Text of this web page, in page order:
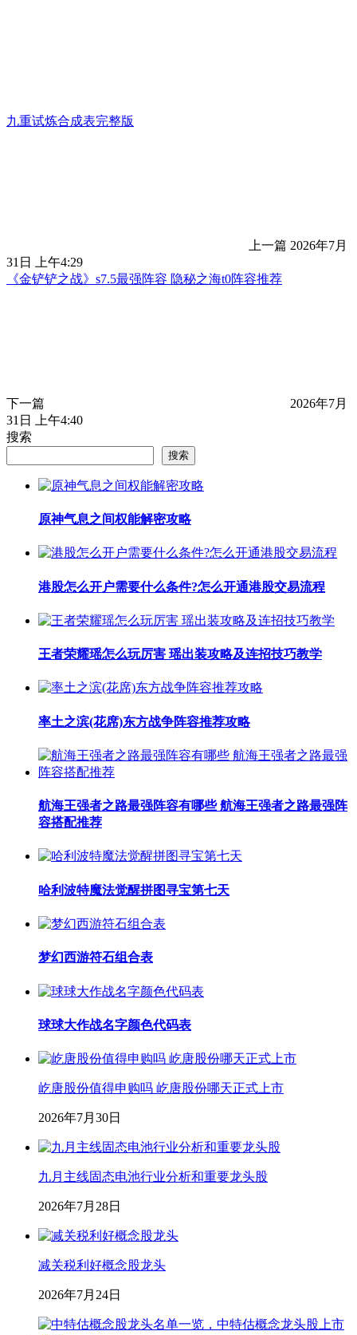
九重试炼合成表完整版
上一篇 2026年7月
31日 上午4:29
《金铲铲之战》s7.5最强阵容 隐秘之海t0阵容推荐
下一篇
2026年7月
31日 上午4:40
搜索
搜索
原神气息之间权能解密攻略
港股怎么开户需要什么条件?怎么开通港股交易流程
王者荣耀瑶怎么玩厉害 瑶出装攻略及连招技巧教学
率土之滨(花席)东方战争阵容推荐攻略
航海王强者之路最强阵容有哪些 航海王强者之路最强阵
容搭配推荐
哈利波特魔法觉醒拼图寻宝第七天
梦幻西游符石组合表
球球大作战名字颜色代码表
屹唐股份值得申购吗 屹唐股份哪天正式上市
2026年7月30日
九月主线固态电池行业分析和重要龙头股
2026年7月28日
减关税利好概念股龙头
2026年7月24日